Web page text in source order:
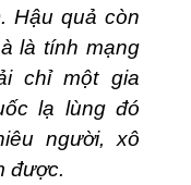
Hậu quả còn
là tính mạng
chỉ một gia
lạ lùng đó
người, xô
được.